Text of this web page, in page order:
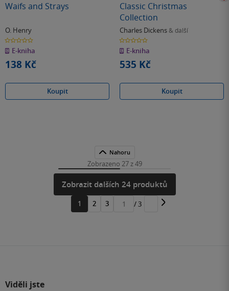
Waifs and Strays
O. Henry
0.0
z
5
hvězdiček
E-kniha
138 Kč
Koupit
Classic Christmas
Collection
Charles Dickens & další
0.0
z
5
hvězdiček
E-kniha
535 Kč
Koupit
Nahoru
Zobrazeno 27 z 49
Zobrazit dalších 24 produktů
1 2 3
Přejít
/ 3
Viděli jste